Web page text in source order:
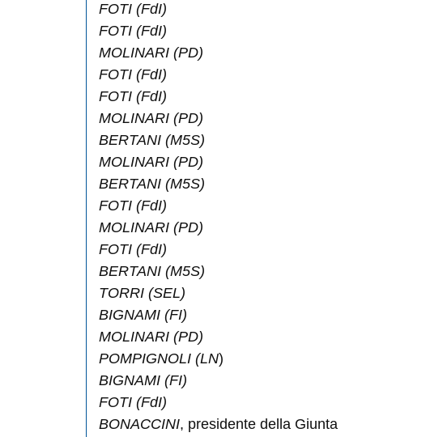
FOTI (FdI)
FOTI (FdI)
MOLINARI (PD)
FOTI (FdI)
FOTI (FdI)
MOLINARI (PD)
BERTANI (M5S)
MOLINARI (PD)
BERTANI (M5S)
FOTI (FdI)
MOLINARI (PD)
FOTI (FdI)
BERTANI (M5S)
TORRI (SEL)
BIGNAMI (FI)
MOLINARI (PD)
POMPIGNOLI (LN)
BIGNAMI (FI)
FOTI (FdI)
BONACCINI, presidente della Giunta